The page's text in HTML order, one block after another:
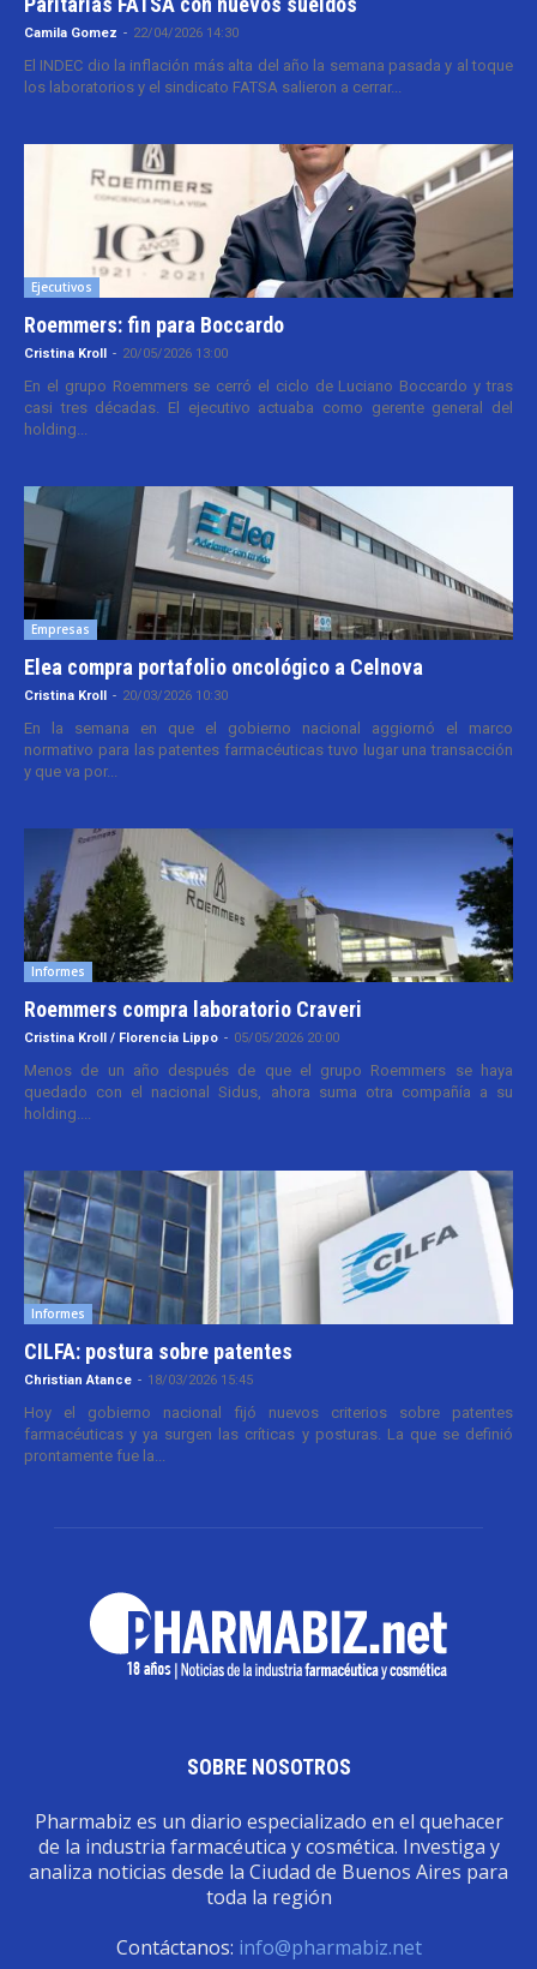
Camila Gomez - 22/04/2026 14:30
El INDEC dio la inflación más alta del año la semana pasada y al toque
los laboratorios y el sindicato FATSA salieron a cerrar...
Ejecutivos
Roemmers: fin para Boccardo
Cristina Kroll - 20/05/2026 13:00
En el grupo Roemmers se cerró el ciclo de Luciano Boccardo y tras
casi tres décadas. El ejecutivo actuaba como gerente general del
holding...
Empresas
Elea compra portafolio oncológico a Celnova
Cristina Kroll - 20/03/2026 10:30
En la semana en que el gobierno nacional aggiornó el marco
normativo para las patentes farmacéuticas tuvo lugar una transacción
y que va por...
Informes
Roemmers compra laboratorio Craveri
Cristina Kroll / Florencia Lippo - 05/05/2026 20:00
Menos de un año después de que el grupo Roemmers se haya
quedado con el nacional Sidus, ahora suma otra compañía a su
holding....
Informes
CILFA: postura sobre patentes
Christian Atance - 18/03/2026 15:45
Hoy el gobierno nacional fijó nuevos criterios sobre patentes
farmacéuticas y ya surgen las críticas y posturas. La que se definió
prontamente fue la...
SOBRE NOSOTROS
Pharmabiz es un diario especializado en el quehacer
de la industria farmacéutica y cosmética. Investiga y
analiza noticias desde la Ciudad de Buenos Aires para
toda la región
Contáctanos: info@pharmabiz.net